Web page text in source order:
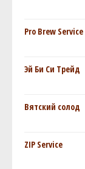
Pro Brew Service
Эй Би Си Трейд
Вятский солод
ZIP Service